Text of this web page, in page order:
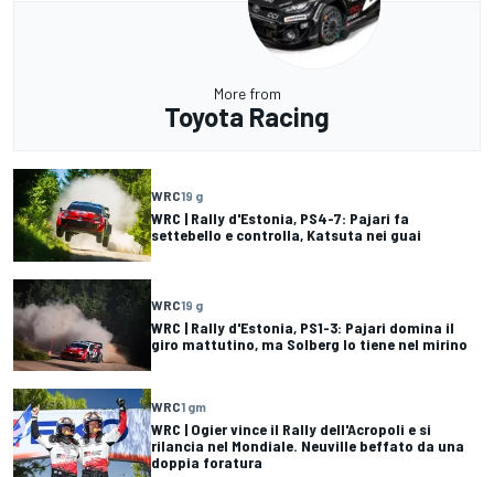
More from
Toyota Racing
WRC19 g
WRC | Rally d'Estonia, PS4-7: Pajari fa
settebello e controlla, Katsuta nei guai
WRC19 g
WRC | Rally d'Estonia, PS1-3: Pajari domina il
giro mattutino, ma Solberg lo tiene nel mirino
WRC1 gm
WRC | Ogier vince il Rally dell'Acropoli e si
rilancia nel Mondiale. Neuville beffato da una
doppia foratura